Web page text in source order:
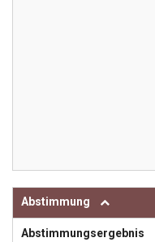
Abstimmung
Abstimmungsergebnis